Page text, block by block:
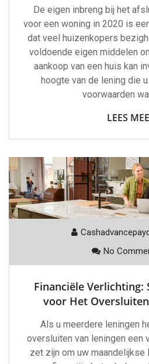
De eigen inbreng bij het
voor een woning in 2020 is
dat veel huizenkopers
voldoende eigen middelen
aankoop van een huis kan
hoogte van de lening die
voorwaarden
LEES
No
Financiële Verlichting:
voor Het
Als u meerdere leningen
oversluiten van leningen een
zet zijn om uw maandelijkse